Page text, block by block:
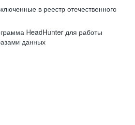
в реестр отечественного
HeadHunter для работы
данных